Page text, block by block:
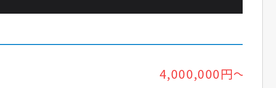
4,000,000円～